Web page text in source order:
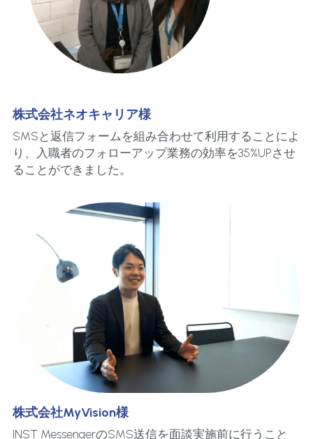
株式会社ネオキャリア様
SMSと返信フォームを組み合わせて利用することによ
り、入職者のフォローアップ業務の効率を35%UPさせ
ることができました。
株式会社MyVision様
INST MessengerのSMS送信を面談実施前に行うこと